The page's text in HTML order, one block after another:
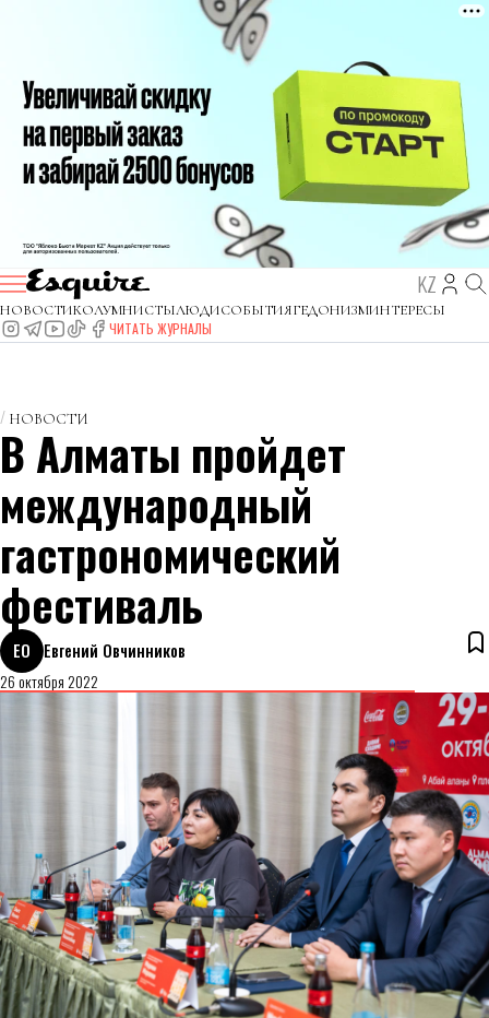
KZ
НОВОСТИКОЛУМНИСТЫЛЮДИСОБЫТИЯГЕДОНИЗМИНТЕРЕСЫ
ЧИТАТЬ ЖУРНАЛЫ
НОВОСТИ
В Алматы пройдет
международный
гастрономический
фестиваль
ЕО
Евгений Овчинников
26 октября 2022